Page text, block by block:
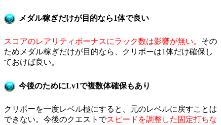
メダル稼ぎだけが目的なら1体で良い
スコアのレアリティボーナスにラック数は影響が無い。 その
ためメダル稼ぎだけが目的なら、クリボーは1体だけ確保し
ておけば良い。
今後のためにLv1で複数体確保もあり
クリボーを一度レベル極にすると、元のレベルに戻すことは
できない。今後のクエストでスピードを調整した固定打ちな